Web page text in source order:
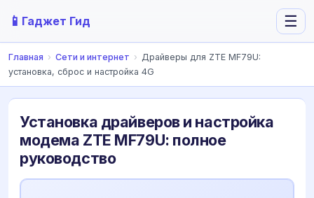
📱 Гаджет Гид ☰
Главная › Сети и интернет › Драйверы для ZTE MF79U:
установка, сброс и настройка 4G
Установка драйверов и настройка
модема ZTE MF79U: полное
руководство